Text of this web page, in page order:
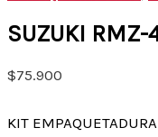
SUZUKI
$75.900
KIT